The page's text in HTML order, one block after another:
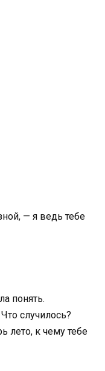
— я ведь тебе
понять.
случилось?
лето, к чему тебе